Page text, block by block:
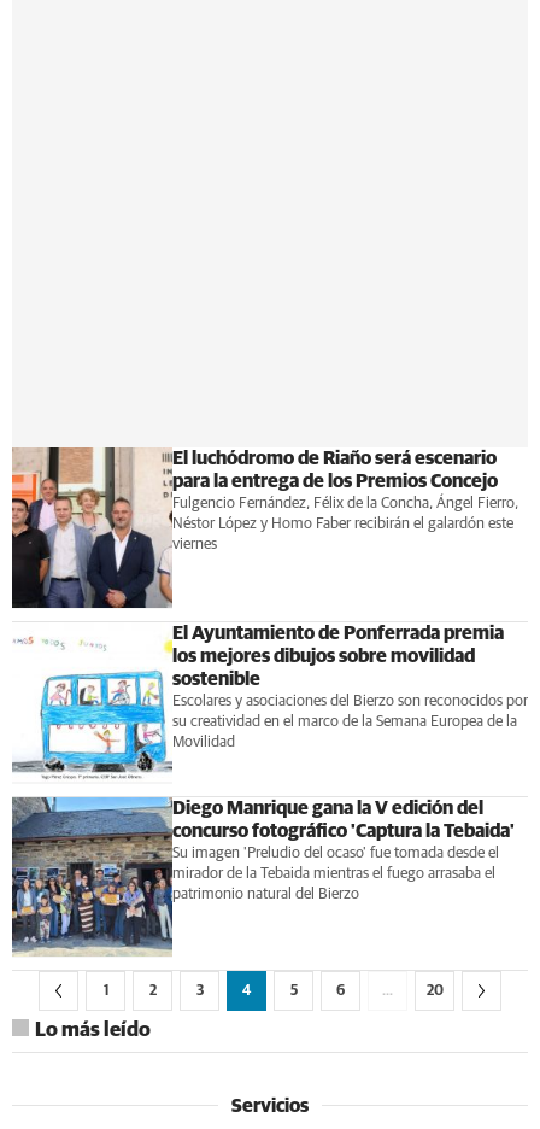
El luchódromo de Riaño será escenario
para la entrega de los Premios Concejo
Fulgencio Fernández, Félix de la Concha, Ángel Fierro,
Néstor López y Homo Faber recibirán el galardón este
viernes
El Ayuntamiento de Ponferrada premia
los mejores dibujos sobre movilidad
sostenible
Escolares y asociaciones del Bierzo son reconocidos por
su creatividad en el marco de la Semana Europea de la
Movilidad
Diego Manrique gana la V edición del
concurso fotográfico 'Captura la Tebaida'
Su imagen 'Preludio del ocaso' fue tomada desde el
mirador de la Tebaida mientras el fuego arrasaba el
patrimonio natural del Bierzo
1 2 3 4 5 6 … 20
Lo más leído
Servicios